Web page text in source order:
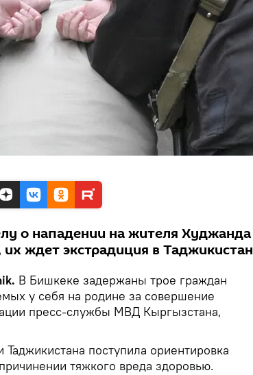
о нападении на жителя Худжанда
ждет экстрадиция в Таджикистан
В Бишкеке задержаны трое граждан
у себя на родине за совершение
пресс-службы МВД Кыргызстана,
поступила ориентировка
тяжкого вреда здоровью.